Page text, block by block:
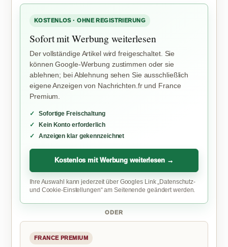
KOSTENLOS · OHNE REGISTRIERUNG
Sofort mit Werbung weiterlesen
Der vollständige Artikel wird freigeschaltet. Sie
können Google-Werbung zustimmen oder sie
ablehnen; bei Ablehnung sehen Sie ausschließlich
eigene Anzeigen von Nachrichten.fr und France
Premium.
Sofortige Freischaltung
Kein Konto erforderlich
Anzeigen klar gekennzeichnet
Kostenlos mit Werbung weiterlesen →
Ihre Auswahl kann jederzeit über Googles Link „Datenschutz-
und Cookie-Einstellungen“ am Seitenende geändert werden.
ODER
FRANCE PREMIUM